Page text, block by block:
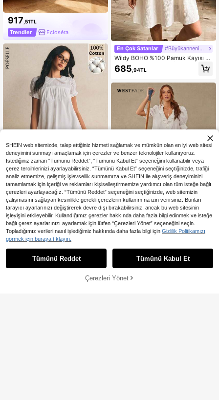
917 ,51TL
Trendler Écloséra
En Çok Satanlar Poéselle
Poéselle Kadın Yazlık Düz Renk Pet
er Pan Yakalı Petal Kollu Mini Elbise
824 ,22TL
En Çok Satanlar #Büyükannenin Gecelik Elbisesi
Wildy BOHO %100 Pamuk Kayısı B
ebek Mini Elbise, Yaz İçin Şirin ve G
ünlük Kadın Pamuk Elbise, Kadınlar
Günlük Elbise, Dışarı Çıkma Elbises
i, Peri Elbisesi, Kadınlar İçin Günlük
685 ,94TL
En Çok Satanlar WESTFADE
931
SEPETE EKLE
SHEIN web sitemizde, talep ettiğiniz hizmeti sağlamak ve mümkün olan en iyi web sitesi
deneyimini sunmayı amaçlamak için çerezler ve benzer teknolojiler kullanıyoruz.
İstediğiniz zaman “Tümünü Reddet”, “Tümünü Kabul Et” seçeneğini kullanabilir veya
çerez tercihlerinizi ayarlayabilirsiniz. “Tümünü Kabul Et” seçeneğini seçtiğinizde, trafiği
analiz etmemize, gelişmiş işlevsellik sunmamıza ve SHEIN ile alışveriş deneyiminizi
tamamlamak için içeriği ve reklamları kişiselleştirmemize yardımcı olan tüm isteğe bağlı
çerezleri ayarlayacağız. “Tümünü Reddet” seçeneğini seçtiğinizde, web sitemizin
çalışmasını sağlayan kesinlikle gerekli çerezlerin kullanımına izin verirsiniz. Bunları
tarayıcı ayarlarınızı değiştirerek devre dışı bırakabilirsiniz, ancak bu web sitesinin
işleyişini etkileyebilir. Kullandığımız çerezler hakkında daha fazla bilgi edinmek ve isteğe
bağlı çerez ayarlarınızı ayarlamak için lütfen “Çerezleri Yönet” seçeneğini seçin.
Topladığımız verileri nasıl işlediğimiz hakkında daha fazla bilgi için Gizlilik Politikamızı
görmek için buraya tıklayın.
Tümünü Reddet Tümünü Kabul Et
Çerezleri Yönet